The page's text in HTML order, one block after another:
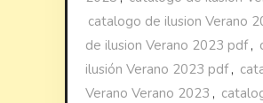
catalogo de ilusion Verano
de ilusion Verano 2023 pdf,
ilusión Verano 2023 pdf,
Verano Verano 2023 ,